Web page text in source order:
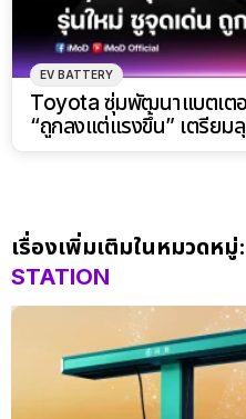
EV BATTERY
Toyota ซุ่มพัฒนาแบตเตอ
“ถูกลงแต่แรงขึ้น” เตรียม
เรื่องเพิ่มเติมในหมวดหมู่:
STATION